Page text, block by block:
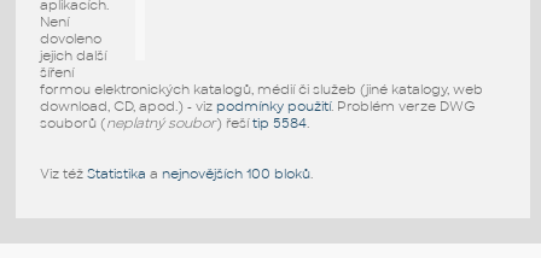
aplikacích.
Není
dovoleno
jejich další
šíření
formou elektronických katalogů, médií či služeb (jiné katalogy, web
download, CD, apod.) - viz podmínky použití. Problém verze DWG
souborů (neplatný soubor) řešítip 5584.
Viz též Statistika a nejnovějších 100 bloků.